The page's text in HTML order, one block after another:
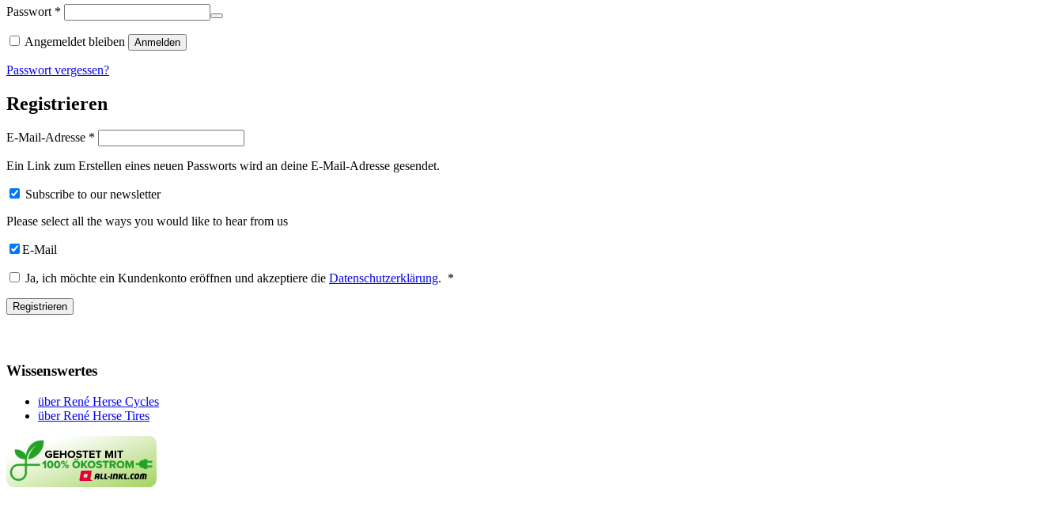
Passwort *
Angemeldet bleiben Anmelden
Passwort vergessen?
Registrieren
E-Mail-Adresse *
Ein Link zum Erstellen eines neuen Passworts wird an deine E-Mail-Adresse gesendet.
Subscribe to our newsletter
Please select all the ways you would like to hear from us
E-Mail
Ja, ich möchte ein Kundenkonto eröffnen und akzeptiere die Datenschutzerklärung. *
Registrieren
Wissenswertes
über René Herse Cycles
über René Herse Tires